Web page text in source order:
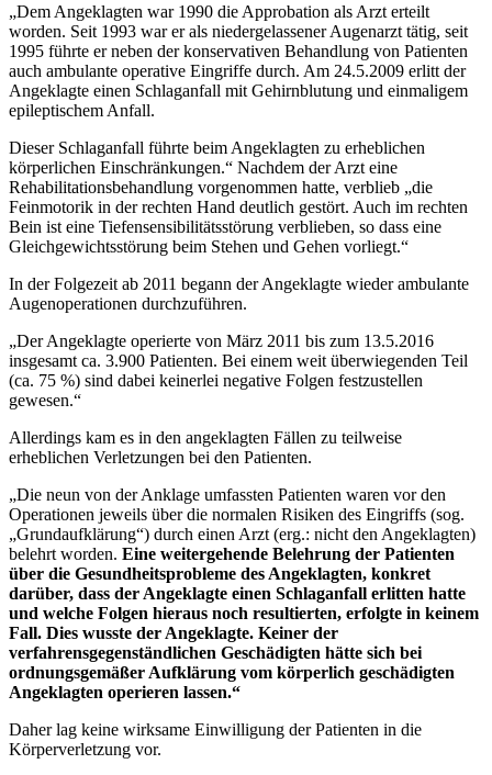
„Dem Angeklagten war 1990 die Approbation als Arzt erteilt
worden. Seit 1993 war er als niedergelassener Augenarzt tätig, seit
1995 führte er neben der konservativen Behandlung von Patienten
auch ambulante operative Eingriffe durch. Am 24.5.2009 erlitt der
Angeklagte einen Schlaganfall mit Gehirnblutung und einmaligem
epileptischem Anfall.
Dieser Schlaganfall führte beim Angeklagten zu erheblichen
körperlichen Einschränkungen.“ Nachdem der Arzt eine
Rehabilitationsbehandlung vorgenommen hatte, verblieb „die
Feinmotorik in der rechten Hand deutlich gestört. Auch im rechten
Bein ist eine Tiefensensibilitätsstörung verblieben, so dass eine
Gleichgewichtsstörung beim Stehen und Gehen vorliegt.“
In der Folgezeit ab 2011 begann der Angeklagte wieder ambulante
Augenoperationen durchzuführen.
„Der Angeklagte operierte von März 2011 bis zum 13.5.2016
insgesamt ca. 3.900 Patienten. Bei einem weit überwiegenden Teil
(ca. 75 %) sind dabei keinerlei negative Folgen festzustellen
gewesen.“
Allerdings kam es in den angeklagten Fällen zu teilweise
erheblichen Verletzungen bei den Patienten.
„Die neun von der Anklage umfassten Patienten waren vor den
Operationen jeweils über die normalen Risiken des Eingriffs (sog.
„Grundaufklärung“) durch einen Arzt (erg.: nicht den Angeklagten)
belehrt worden. Eine weitergehende Belehrung der Patienten
über die Gesundheitsprobleme des Angeklagten, konkret
darüber, dass der Angeklagte einen Schlaganfall erlitten hatte
und welche Folgen hieraus noch resultierten, erfolgte in keinem
Fall. Dies wusste der Angeklagte. Keiner der
verfahrensgegenständlichen Geschädigten hätte sich bei
ordnungsgemäßer Aufklärung vom körperlich geschädigten
Angeklagten operieren lassen.“
Daher lag keine wirksame Einwilligung der Patienten in die
Körperverletzung vor.